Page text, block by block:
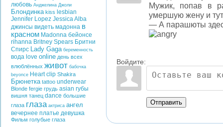
любовь Анджелина Джоли
Блондинка kiss lesbian
Jennifer Lopez Jessica Alba
джинсы видеть мадонна в
красном Madonna бейонсе
rihanna Britney Spears Бритни
Спирс Lady Gaga беременность
вода love online день всех
влюблённых живот бабочка
beyonce Heart clip Shakira
Брюнетка tattoo underwear
Blonde fergie грудь asian губы
вишня танец dance большие
глаза глаза актриса ангел
вечернее платье девушка
Фильм голубые глаза
Мужик, попав в
умершую жену и
— А парашюты
Войдите:
Отправить